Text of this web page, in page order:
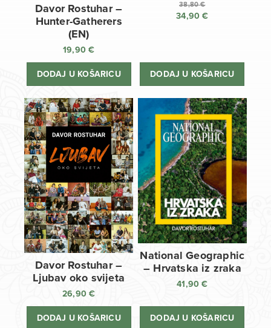
Davor Rostuhar –
Hunter-Gatherers
(EN)
19,90€
DODAJ U KOŠARICU
38,80€
Izvorna
38,80 €.
34,90€
34,90 €.
DODAJ U KOŠARICU
Davor Rostuhar –
Ljubav oko svijeta
26,90€
DODAJ U KOŠARICU
National Geographic
– Hrvatska iz zraka
41,90€
DODAJ U KOŠARICU